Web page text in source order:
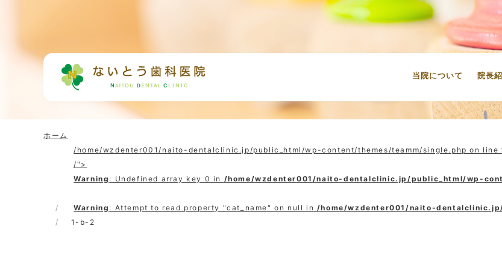
当院について 院長
ホーム
/home/wzdenter001/naito-dentalclinic.jp/public_html/wp-content/themes/teamm/single.php on line
/">
Warning : Undefined array key 0 in /home/wzdenter001/naito-dentalclinic.jp/public_html/wp-
Warning : Attempt to read property "cat_name" on null in /home/wzdenter001/naito-
1-b-2